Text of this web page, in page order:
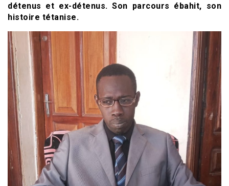
détenus et ex-détenus. Son parcours ébahit, son
histoire tétanise.